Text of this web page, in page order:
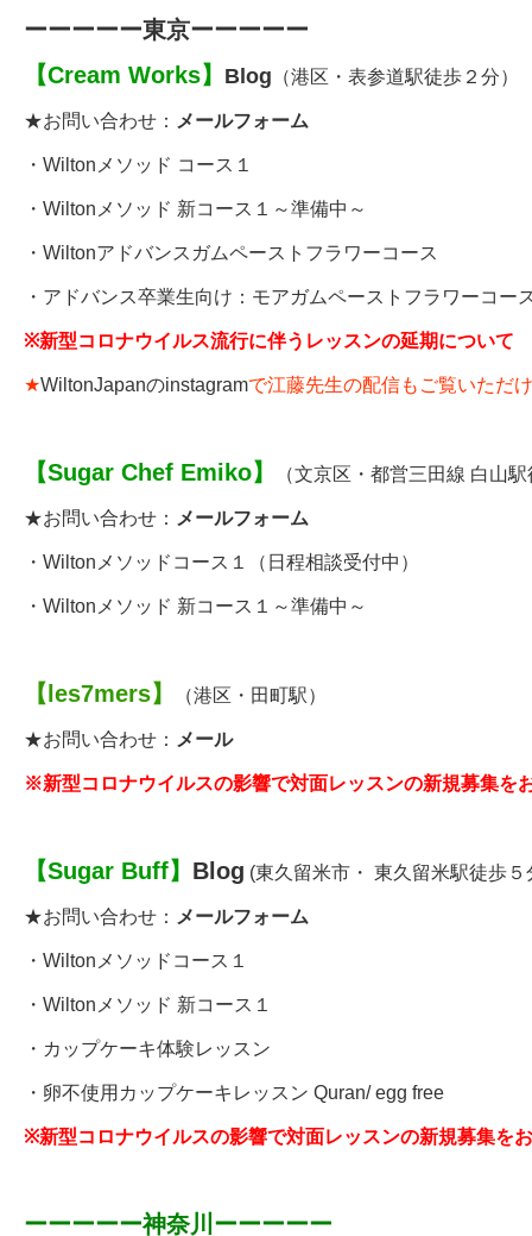
ーーーーー東京ーーーーー
【Cream Works】 Blog （港区・表参道駅徒歩２分）
★お問い合わせ： メールフォーム
・ Wiltonメソッド コース１
・Wiltonメソッド 新コース１～準備中～
・ Wiltonアドバンスガムペーストフラワーコース
・アドバンス卒業生向け： モアガムペーストフラワーコー
※新型コロナウイルス流行に伴うレッスンの延期について
★WiltonJapanのinstagramで江藤先生の配信もご覧いただ
【Sugar Chef Emiko】 （文京区・都営三田線 白山
★お問い合わせ： メールフォーム
・ Wiltonメソッドコース１ （日程相談受付中）
・Wiltonメソッド 新コース１～準備中～
【 les7mers】 （港区・田町駅）
★お問い合わせ： メール
※新型コロナウイルスの影響で対面レッスンの新規募集を
【Sugar Buff】 Blog (東久留米市・ 東久留米駅徒歩５
★お問い合わせ： メールフォーム
・ Wiltonメソッドコース１
・ Wiltonメソッド 新コース１
・ カップケーキ体験レッスン
・ 卵不使用カップケーキレッスン Quran/ egg free
※新型コロナウイルスの影響で対面レッスンの新規募集を
ーーーーー神奈川ーーーーー